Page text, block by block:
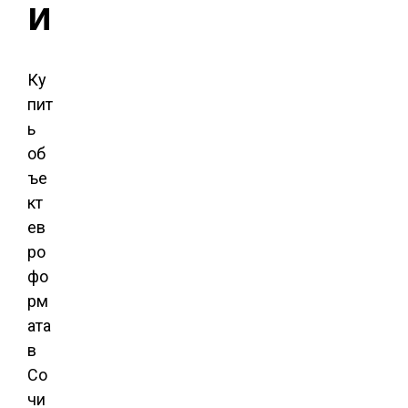
и
Ку
пит
ь
об
ъе
кт
ев
ро
фо
рм
ата
в
Со
чи